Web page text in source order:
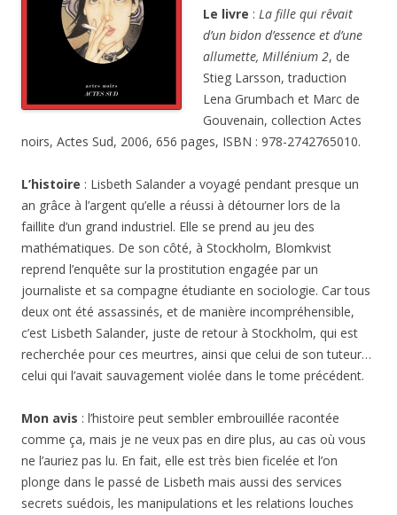
Le livre : La fille qui rêvait
d’un bidon d’essence et d’une
allumette, Millénium 2, de
Stieg Larsson, traduction
Lena Grumbach et Marc de
Gouvenain, collection Actes
noirs, Actes Sud, 2006, 656 pages, ISBN : 978-2742765010.
L’histoire : Lisbeth Salander a voyagé pendant presque un
an grâce à l’argent qu’elle a réussi à détourner lors de la
faillite d’un grand industriel. Elle se prend au jeu des
mathématiques. De son côté, à Stockholm, Blomkvist
reprend l’enquête sur la prostitution engagée par un
journaliste et sa compagne étudiante en sociologie. Car tous
deux ont été assassinés, et de manière incompréhensible,
c’est Lisbeth Salander, juste de retour à Stockholm, qui est
recherchée pour ces meurtres, ainsi que celui de son tuteur…
celui qui l’avait sauvagement violée dans le tome précédent.
Mon avis : l’histoire peut sembler embrouillée racontée
comme ça, mais je ne veux pas en dire plus, au cas où vous
ne l’auriez pas lu. En fait, elle est très bien ficelée et l’on
plonge dans le passé de Lisbeth mais aussi des services
secrets suédois, les manipulations et les relations louches